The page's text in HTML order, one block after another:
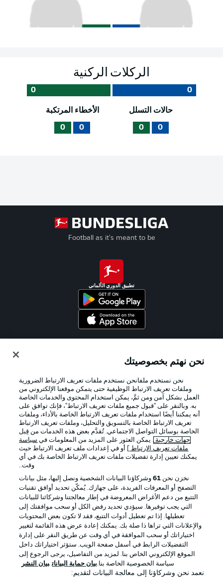
الركلات الركنية
0
0
حالات التسلل
0
0
الأخطاء المرتكبة
0
0
Football as it's meant to be
تطبيق الدوري الألماني
الإعلانات الإخطارات القانونية
شروط الاستخدام الوظائف
جهة النشر تواصل معنا
اللاعبون
نحن نهتم بخصوصيتك
نحن نستخدم ملفانحن نستخدم ملفات تعريف الارتباط الضرورية
وملفات تعريف الارتباط الوظيفية حتى يتمكن موقعنا الإلكتروني من
العمل بشكل آمن ومن ثمَّ، يمكن استخدام المحتوى والخدمات الخاصة
به. وبالنقر على "قبول جميع ملفات تعريف الارتباط"، فإنك توافق على
أنه يمكننا أيضًا استخدام ملفات تعريف الارتباط الخاصة بالأداء، وملفات
تعريف الارتباط الخاصة بالتسويق والتحليل، وملفات تعريف الارتباط
الخاصة بوسائل التواصل الاجتماعي. تُقدَّم بعض هذه الخدمات من قِبل
جهات خارجية . يمكن العثور على المزيد من المعلومات في سياسة
ملفات تعريف الارتباط
] أو في إعدادات ملف تعريف الارتباط حيث
يمكنك تعيين إدارة تفضيلات ملفات تعريف الارتباط الخاصة بك في أي
وقت..
نخزن نحن 61وشركاؤنا البيانات الشخصية ونصل إليها، مثل بيانات
التصفح أو المعرفات الفريدة، على جهازك. يُمكّن تحديد أوافق تقنيات
التتبع من دعم الأغراض المعروضة في إطار معالجتنا وشركائنا للبيانات
التي يجب توفيرها. سيؤدي تحديد رفض الكل أو سحب موافقتك إلى
تعطيلها. إذا تم تعطيل أدوات التتبع، فقد لا تكون بعض المحتويات
والإعلانات التي تراها ذا صلة بك. يمكنك إعادة عرض هذه القائمة لتغيير
اختياراتك أو سحب الموافقة في أي وقت عن طريق النقر على إدارة
التفضيلات الرابط في أسفل صفحة الويب. ستؤثر اختياراتك داخل
الموقع الإلكتروني الخاص بنا. لمزيد من التفاصيل، يرجى الرجوع إلى
سياسة الخصوصية الخاصة بنا.بيان حماية البيانات بيان النشر
نعمد نحن وشركاؤنا إلى معالجة البيانات لتقديم: